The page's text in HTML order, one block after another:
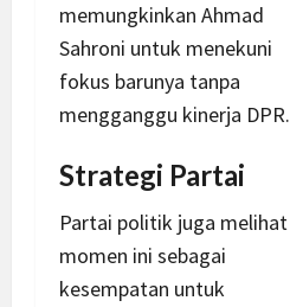
memungkinkan Ahmad
Sahroni untuk menekuni
fokus barunya tanpa
mengganggu kinerja DPR.
Strategi Partai
Partai politik juga melihat
momen ini sebagai
kesempatan untuk